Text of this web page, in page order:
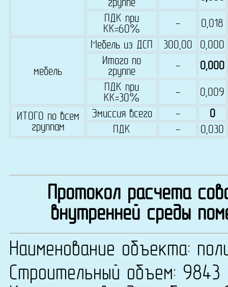
группе
ПДК при
КК=60%
- 0,018
мебель
Мебель из ДСП 300,00
0,000
Итого по
группе
-
0,000
ПДК при
КК=30%
- 0,009
ИТОГО по всем
группам
Эмиссия всего -
0
ПДК
- 0,030
Протокол расчета
внутренней среды
Наименование объекта:
Строительный объем: 9843